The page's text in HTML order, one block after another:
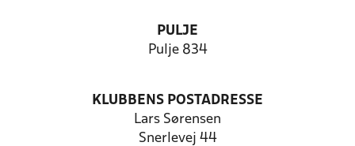
PULJE
Pulje 834
KLUBBENS POSTADRESSE
Lars Sørensen
Snerlevej 44